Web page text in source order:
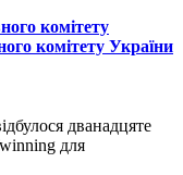
комітету
комітету України
для